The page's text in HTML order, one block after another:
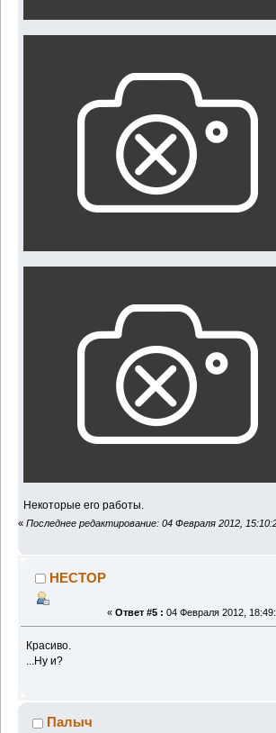
Некоторые его работы.
« Последнее редактирование: 04 Февраля 2012,
HECTOP
« Ответ #5 : 04 Февраля 2012,
Красиво.
...Ну и?
Палыч